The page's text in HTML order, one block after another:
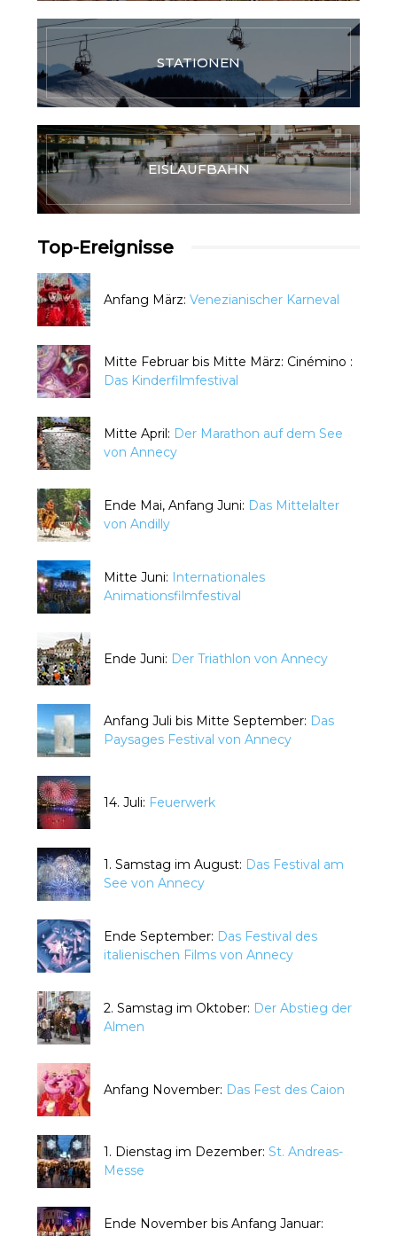
STATIONEN
EISLAUFBAHN
Top-Ereignisse
Anfang März: Venezianischer Karneval
Mitte Februar bis Mitte März: Cinémino :
Das Kinderfilmfestival
Mitte April: Der Marathon auf dem See
von Annecy
Ende Mai, Anfang Juni: Das Mittelalter
von Andilly
Mitte Juni: Internationales
Animationsfilmfestival
Ende Juni: Der Triathlon von Annecy
Anfang Juli bis Mitte September: Das
Paysages Festival von Annecy
14. Juli: Feuerwerk
1. Samstag im August: Das Festival am
See von Annecy
Ende September: Das Festival des
italienischen Films von Annecy
2. Samstag im Oktober: Der Abstieg der
Almen
Anfang November: Das Fest des Caion
1. Dienstag im Dezember: St. Andreas-
Messe
Ende November bis Anfang Januar: